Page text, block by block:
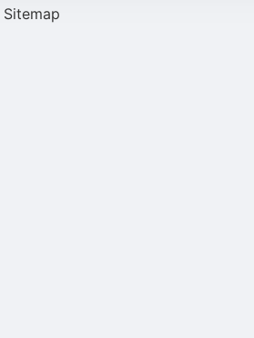
Sitemap